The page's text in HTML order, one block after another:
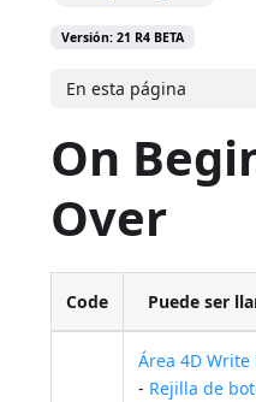
Versión: 21 R4 BETA
En esta página
On
Over
Code Puede ser
Área 4D Write
- Rejilla de